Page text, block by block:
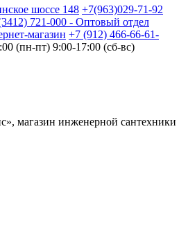
шоссе 148 +7(963)029-71-92
721-000 - Оптовый отдел
магазин +7 (912) 466-66-61-
(пн-пт) 9:00-17:00 (сб-вс)
магазин инженерной сантехники